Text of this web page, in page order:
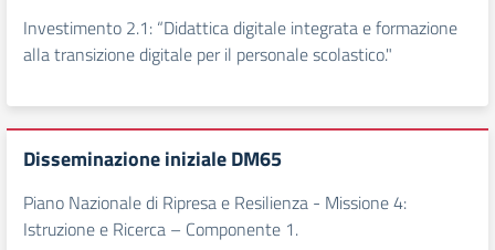
Investimento 2.1: “Didattica digitale integrata e formazione
alla transizione digitale per il personale scolastico."
Disseminazione iniziale DM65
Piano Nazionale di Ripresa e Resilienza - Missione 4:
Istruzione e Ricerca – Componente 1.